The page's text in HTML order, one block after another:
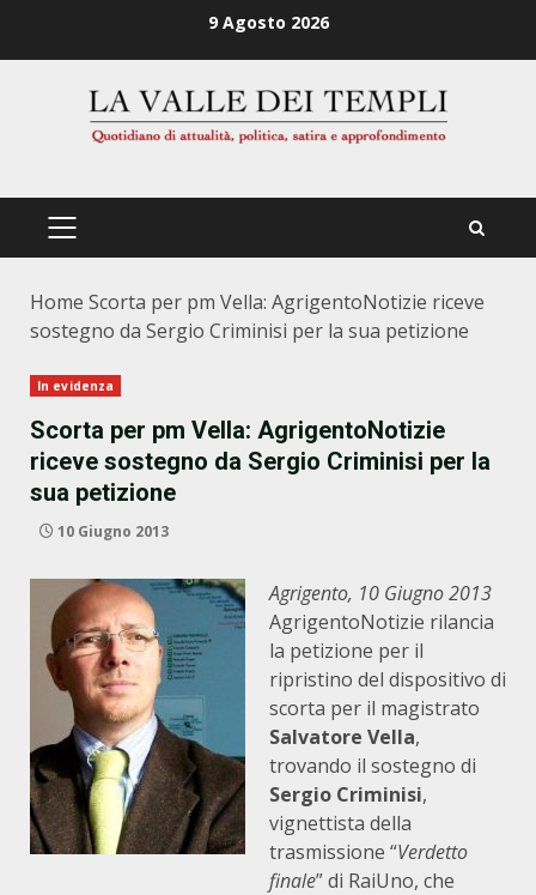
9 Agosto 2026
PRIMÄRES
Home Scorta per pm Vella: AgrigentoNotizie riceve
sostegno da Sergio Criminisi per la sua petizione
In evidenza
Scorta per pm Vella: AgrigentoNotizie
riceve sostegno da Sergio Criminisi per la
sua petizione
10 Giugno 2013
Agrigento, 10 Giugno 2013
AgrigentoNotizie rilancia
la petizione per il
ripristino del dispositivo di
scorta per il magistrato
Salvatore Vella,
trovando il sostegno di
Sergio Criminisi,
vignettista della
trasmissione “Verdetto
finale” di RaiUno, che